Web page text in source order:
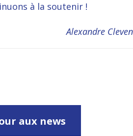
à la soutenir !
Alexandre Cleven
aux news